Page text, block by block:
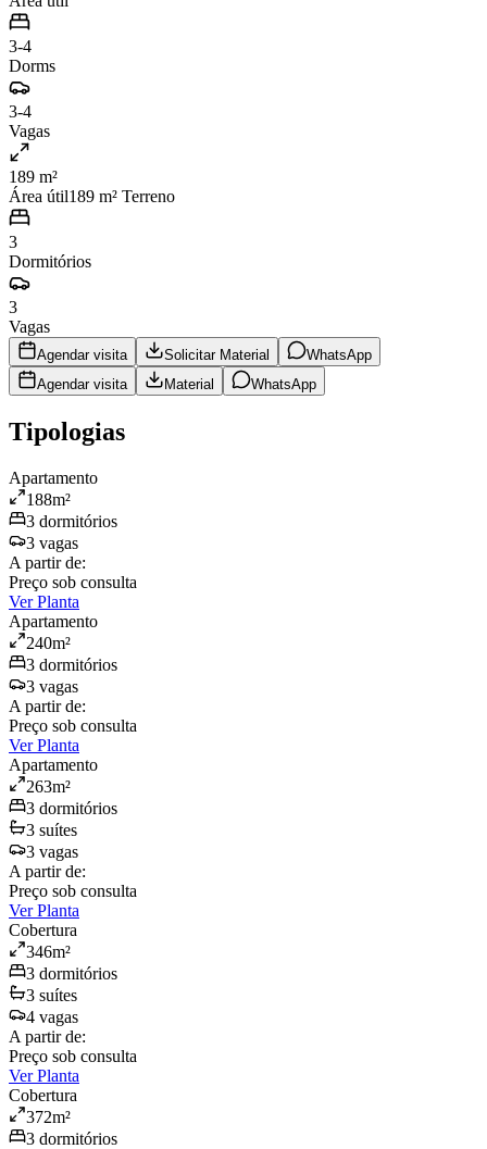
3-4
Dorms
3-4
Vagas
189 m²
Área útil189 m² Terreno
3
Dormitórios
3
Vagas
Agendar visita Solicitar Material
WhatsApp
Agendar visita
Material WhatsApp
Tipologias
Apartamento
188m²
3 dormitórios
3 vagas
A partir de:
Preço sob consulta
Ver Planta
Apartamento
240m²
3 dormitórios
3 vagas
A partir de:
Preço sob consulta
Ver Planta
Apartamento
263m²
3 dormitórios
3 suítes
3 vagas
A partir de:
Preço sob consulta
Ver Planta
Cobertura
346m²
3 dormitórios
3 suítes
4 vagas
A partir de:
Preço sob consulta
Ver Planta
Cobertura
372m²
3 dormitórios